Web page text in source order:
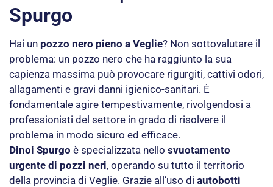
Spurgo
Hai un pozzo nero pieno a Veglie? Non sottovalutare il
problema: un pozzo nero che ha raggiunto la sua
capienza massima può provocare rigurgiti, cattivi odori,
allagamenti e gravi danni igienico-sanitari. È
fondamentale agire tempestivamente, rivolgendosi a
professionisti del settore in grado di risolvere il
problema in modo sicuro ed efficace.
Dinoi Spurgo è specializzata nello svuotamento
urgente di pozzi neri, operando su tutto il territorio
della provincia di Veglie. Grazie all’uso di autobotti